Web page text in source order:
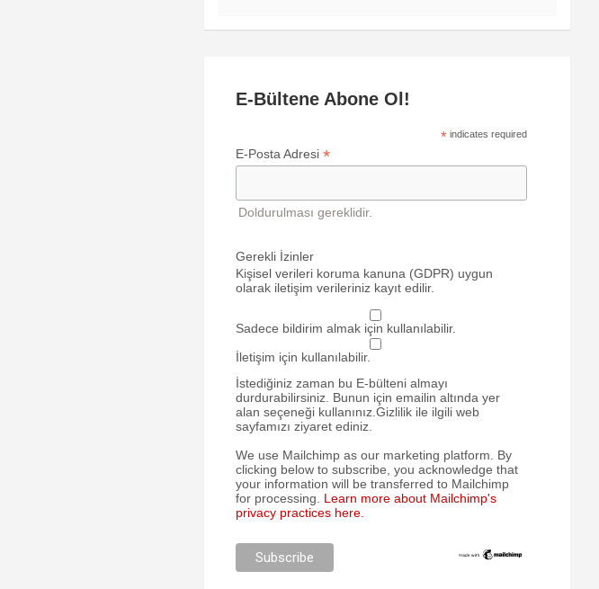
E-Bültene Abone Ol!
*indicates required
E-Posta Adresi*
Doldurulması gereklidir.
Gerekli İzinler
Kişisel verileri koruma kanuna (GDPR) uygun
olarak iletişim verileriniz kayıt edilir.
Sadece bildirim almak için kullanılabilir.
İletişim için kullanılabilir.
İstediğiniz zaman bu E-bülteni almayı
durdurabilirsiniz. Bunun için emailin altında yer
alan seçeneği kullanınız.Gizlilik ile ilgili web
sayfamızı ziyaret ediniz.
We use Mailchimp as our marketing platform. By
clicking below to subscribe, you acknowledge that
your information will be transferred to Mailchimp
for processing. Learn more about Mailchimp's
privacy practices here.